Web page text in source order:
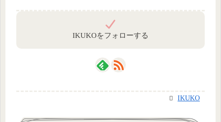
IKUKOをフォローする
IKUKO